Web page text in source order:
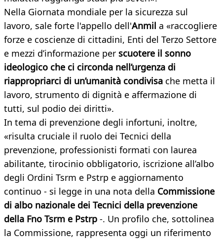
Nella Giornata mondiale per la sicurezza sul
lavoro, sale forte l'appello dell'Anmil a «raccogliere
forze e coscienze di cittadini, Enti del Terzo Settore
e mezzi d’informazione per scuotere il sonno
ideologico che ci circonda nell’urgenza di
riappropriarci di un’umanità condivisa che metta il
lavoro, strumento di dignità e affermazione di
tutti, sul podio dei diritti».
In tema di prevenzione degli infortuni, inoltre,
«risulta cruciale il ruolo dei Tecnici della
prevenzione, professionisti formati con laurea
abilitante, tirocinio obbligatorio, iscrizione all’albo
degli Ordini Tsrm e Pstrp e aggiornamento
continuo - si legge in una nota della Commissione
di albo nazionale dei Tecnici della prevenzione
della Fno Tsrm e Pstrp -. Un profilo che, sottolinea
la Commissione, rappresenta oggi un riferimento